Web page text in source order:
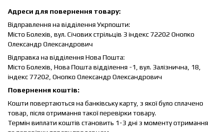
Адреси для повернення товару:
Відправлення на відділення Укрпошти:
Місто Болехів, вул. Січових стрільців 3 індекс 72202 Онопко
Олександр Олександрович
Відправка на відділення Нова Пошта:
Місто Болехів, Нова Пошта відділення -1, вул. Залізнична, 18,
індекс 77202, Онопко Олександр Олександрович
Повернення коштів:
Кошти повертаються на банківську карту, з якої було сплачено
товар, після отримання такої перевірки товару.
Термін виплати коштів становить 1-3 дні з моменту отримання